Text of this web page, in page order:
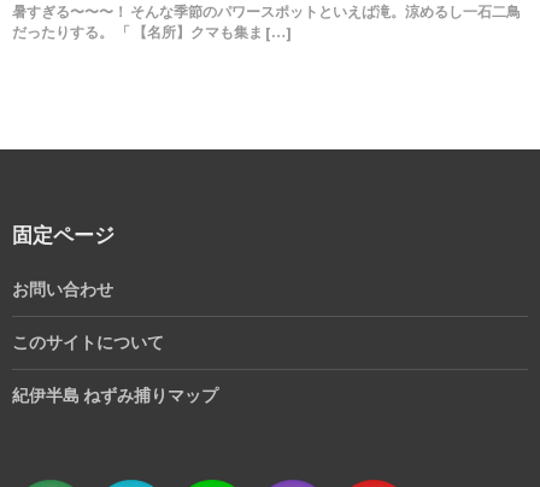
暑すぎる〜〜〜！ そんな季節のパワースポットといえば滝。涼めるし一石二鳥
だったりする。 「 【名所】クマも集ま […]
固定ページ
お問い合わせ
このサイトについて
紀伊半島 ねずみ捕りマップ